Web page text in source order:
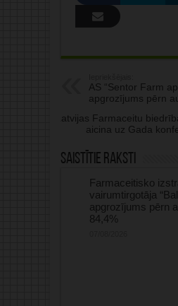
AS “Sentor Farm
apgrozījums pērn
Latvijas Farmaceitu
aicina uz Gada
Saistītie raksti
Farmaceitisko
vairumtirgotāja
apgrozījums pērn
84,4%